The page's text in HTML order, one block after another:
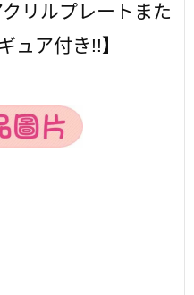
リルプレートまた
ュア付き!!】